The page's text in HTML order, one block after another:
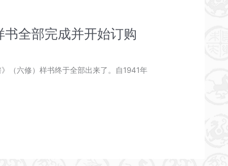
全部完成并开始订购
（六修）样书终于全部出来了。自1941年